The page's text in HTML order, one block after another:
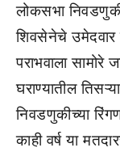
लोकसभा
शिवसेनेचे उमेदवार
पराभवाला सामोरे
घराण्यातील
निवडणुकीच्या
काही वर्ष या